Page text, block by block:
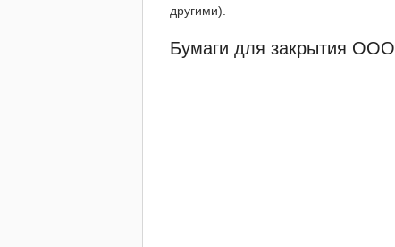
другими).
Бумаги для закрытия ООО